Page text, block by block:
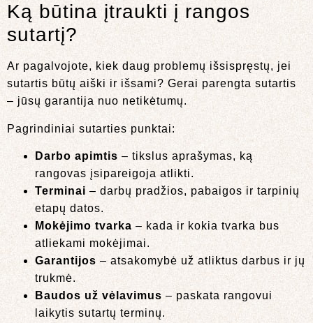
Ką būtina įtraukti į rangos
sutartį?
Ar pagalvojote, kiek daug problemų išsispręstų, jei
sutartis būtų aiški ir išsami? Gerai parengta sutartis
– jūsų garantija nuo netikėtumų.
Pagrindiniai sutarties punktai:
Darbo apimtis – tikslus aprašymas, ką
rangovas įsipareigoja atlikti.
Terminai – darbų pradžios, pabaigos ir tarpinių
etapų datos.
Mokėjimo tvarka – kada ir kokia tvarka bus
atliekami mokėjimai.
Garantijos – atsakomybė už atliktus darbus ir jų
trukmė.
Baudos už vėlavimus – paskata rangovui
laikytis sutartų terminų.